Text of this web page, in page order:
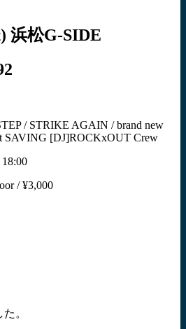
浜松G-SIDE
/ STRIKE AGAIN / brand new
SAVING [DJ]ROCKxOUT Crew
/ ¥3,000
。